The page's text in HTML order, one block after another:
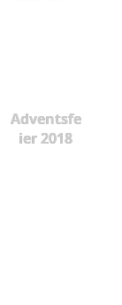
Adventsfe
ier 2018